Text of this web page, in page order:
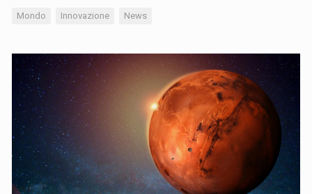
Mondo Innovazione News